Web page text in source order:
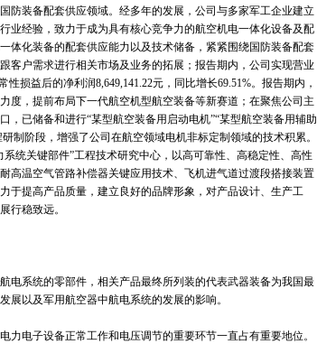
防装备配套供应领域。经多年的发展，公司与多家军工企业建立
业经验，致力于成为具有核心竞争力的航空机电一体化设备及配
体化装备的配套供应能力以及技术储备，紧紧围绕国防装备配套
客户需求进行相关市场及业务的拓展；报告期内，公司实现营业
损益后的净利润8,649,141.22元，同比增长69.51%。报告期内，
度，提前布局下一代航空机型航空装备等新赛道；在聚焦公司主
已储备和进行“某型航空装备用启动电机”“某型航空装备用辅助
制阶段，增强了公司在航空领域电机非标定制领域的技术积累。
统关键部件”工程技术研究中心，以高可靠性、高稳定性、高性
高温空气管路补偿器关键应用技术、飞机进气道过渡段搭接装置
于提高产品质量，建立良好的品牌形象，对产品设计、生产工
行稳致远。
系统的零部件，相关产品最终所列装的代表武器装备为我国最
以及军用航空器中航电系统的发展的影响。
电子设备正常工作和电压调节的重要环节一直占有重要地位。